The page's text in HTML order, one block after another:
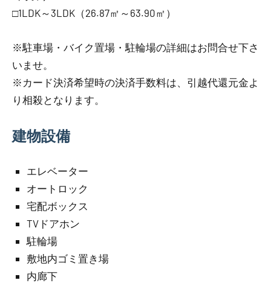
□1LDK～3LDK（26.87㎡～63.90㎡）
※駐車場・バイク置場・駐輪場の詳細はお問合せ下さ
いませ。
※カード決済希望時の決済手数料は、引越代還元金よ
り相殺となります。
建物設備
エレベーター
オートロック
宅配ボックス
TVドアホン
駐輪場
敷地内ゴミ置き場
内廊下